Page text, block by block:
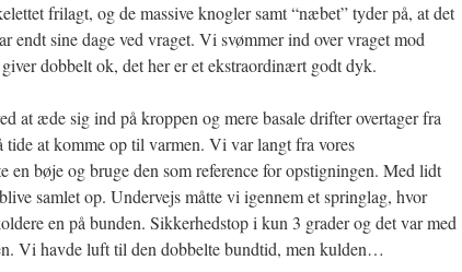
frilagt, og de massive knogler samt “næbet” tyder på, at det
endt sine dage ved vraget. Vi svømmer ind over vraget mod
dobbelt ok, det her er et ekstraordinært godt dyk.
at æde sig ind på kroppen og mere basale drifter overtager fra
tide at komme op til varmen. Vi var langt fra vores
en bøje og bruge den som reference for opstigningen. Med lidt
samlet op. Undervejs måtte vi igennem et springlag, hvor
en på bunden. Sikkerhedstop i kun 3 grader og det var med
Vi havde luft til den dobbelte bundtid, men kulden…